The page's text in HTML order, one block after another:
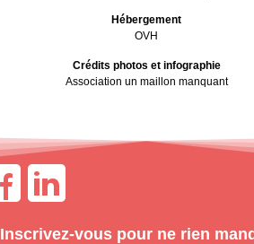
Hébergement
OVH
Crédits photos et infographie
Association un maillon manquant
Inscrivez-vous pour ne rien